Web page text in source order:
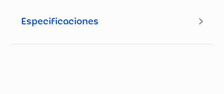
Especificaciones